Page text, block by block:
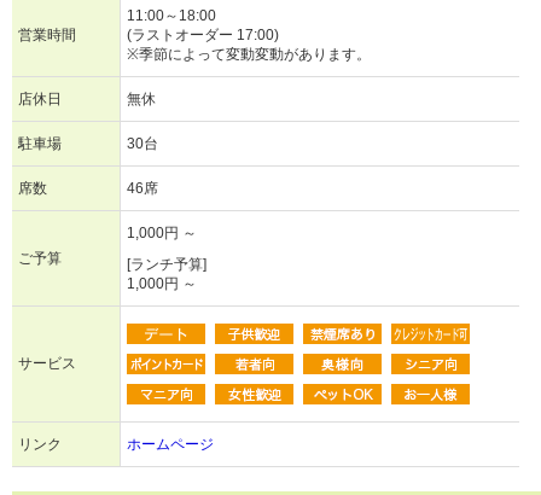
営業時間
11:00～18:00
(ラストオーダー 17:00)
※季節によって変動変動があります。
店休日 無休
駐車場 30台
席数 46席
ご予算
1,000円 ～
[ランチ予算]
1,000円 ～
サービス
リンク ホームページ